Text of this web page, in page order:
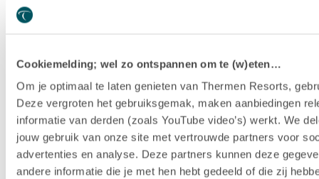
Cookiemelding; wel zo ontspannen om te (w)eten…
Om je optimaal te laten genieten van Thermen Resorts,
Deze vergroten het gebruiksgemak, maken aanbiedingen
informatie van derden (zoals YouTube video’s) werkt. We
jouw gebruik van onze site met vertrouwde partners voor
advertenties en analyse. Deze partners kunnen deze
andere informatie die je met hen hebt gedeeld of die zij